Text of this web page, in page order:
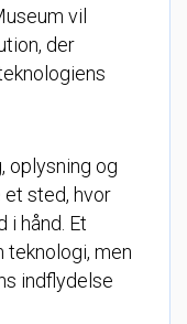
vil
der
oplysning og
sted, hvor
i hånd. Et
men
indflydelse